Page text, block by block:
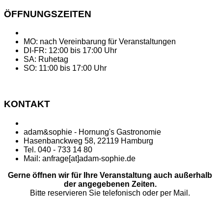
ÖFFNUNGSZEITEN
MO: nach Vereinbarung für Veranstaltungen
DI-FR: 12:00 bis 17:00 Uhr
SA: Ruhetag
SO: 11:00 bis 17:00 Uhr
KONTAKT
adam&sophie - Hornung's Gastronomie
Hasenbanckweg 58, 22119 Hamburg
Tel. 040 - 733 14 80
Mail: anfrage[at]adam-sophie.de
Gerne öffnen wir für Ihre Veranstaltung auch außerhalb
der angegebenen Zeiten.
Bitte reservieren Sie telefonisch oder per Mail.